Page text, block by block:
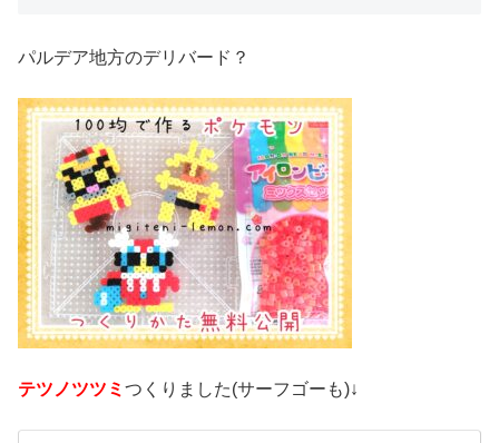
パルデア地方のデリバード？
テツノツツミ つくりました(サーフゴーも)↓